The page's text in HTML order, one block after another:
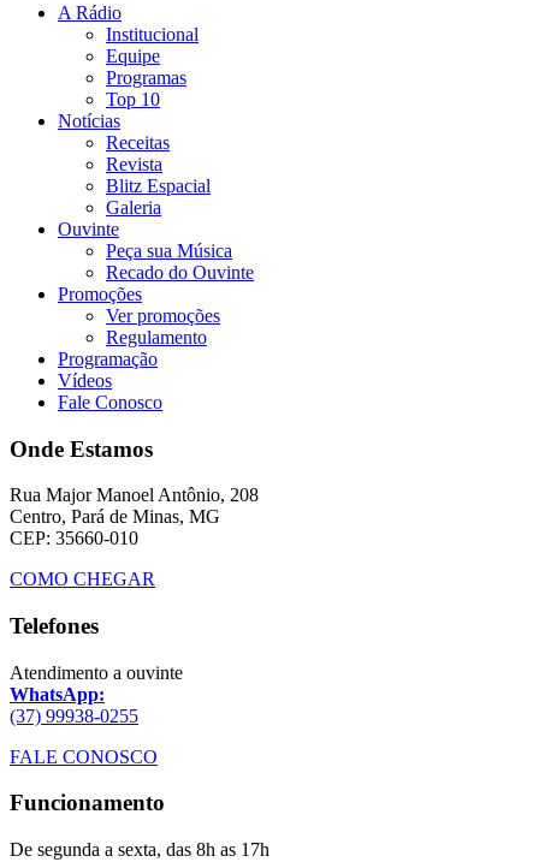
A Rádio
Institucional
Equipe
Programas
Top 10
Notícias
Receitas
Revista
Blitz Espacial
Galeria
Ouvinte
Peça sua Música
Recado do Ouvinte
Promoções
Ver promoções
Regulamento
Programação
Vídeos
Fale Conosco
Onde Estamos
Rua Major Manoel Antônio, 208
Centro, Pará de Minas, MG
CEP: 35660-010
COMO CHEGAR
Telefones
Atendimento a ouvinte
WhatsApp:
(37) 99938-0255
FALE CONOSCO
Funcionamento
De segunda a sexta, das 8h as 17h